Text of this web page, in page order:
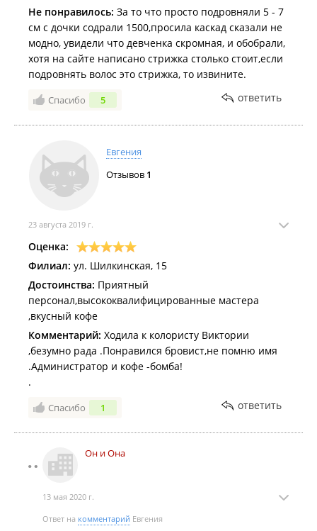
Не понравилось: За то что просто подровняли 5 - 7
см с дочки содрали 1500,просила каскад сказали не
модно, увидели что девченка скромная, и обобрали,
хотя на сайте написано стрижка столько стоит,если
подровнять волос это стрижка, то извините.
Спасибо 5 ответить
Евгения
Отзывов 1
23 августа 2019 г.
Оценка:
Филиал: ул. Шилкинская, 15
Достоинства: Приятный
персонал,высококвалифицированные мастера
,вкусный кофе
Комментарий: Ходила к колористу Виктории
,безумно рада .Понравился бровист,не помню имя
.Администратор и кофе -бомба!
.
Спасибо 1 ответить
Он и Она
13 мая 2020 г.
Ответ на комментарий Евгения